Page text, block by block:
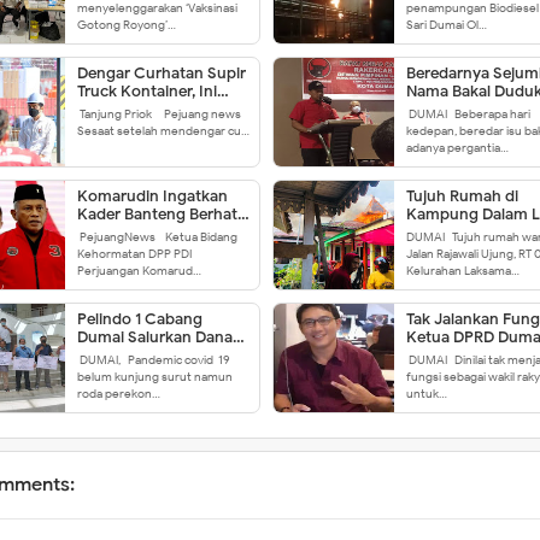
Royong Perdana di
Dumai
menyelenggarakan ‘Vaksinasi
Gotong Royong’…
penampungan Biodiesel
Sari Dumai Ol…
Dengar Curhatan Supir
Truck Kontainer, Ini
Instruksi Jokowi ke
Kapolri
Tanjung Priok - Pejuang news -
Sesaat setelah mendengar cu…
Beredarnya
Nama Bakal
Jabatan di OPD
Usulan atau
Permintaan?
DUMAI- Beberapa hari
kedepan, beredar isu
adanya pergantia…
Komarudin Ingatkan
Kader Banteng Berhati-
hati Berbicara
PejuangNews - Ketua Bidang
Kehormatan DPP PDI
Perjuangan Komarud…
Tujuh Rumah di
Kampung Dalam
Dilalap si Jago
DUMAI- Tujuh rumah
Jalan Rajawali Ujung, RT
Kelurahan Laksama…
Pelindo 1 Cabang
Dumai Salurkan Dana
Program Kemitraan
DUMAI,- Pandemic covid-19
belum kunjung surut namun
roda perekon…
Tak Jalankan
Ketua DPRD
Segera Di-SP2
DUMAI- Dinilai tak
fungsi sebagai wakil
untuk…